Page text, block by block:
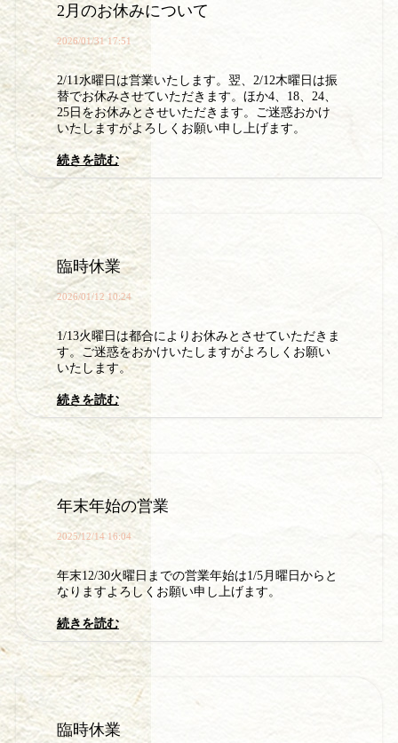
2月のお休みについて
2026/01/31 17:51
2/11水曜日は営業いたします。翌、2/12木曜日は振
替でお休みさせていただきます。ほか4、18、24、
25日をお休みとさせいただきます。ご迷惑おかけ
いたしますがよろしくお願い申し上げます。
続きを読む
臨時休業
2026/01/12 10:24
1/13火曜日は都合によりお休みとさせていただきま
す。ご迷惑をおかけいたしますがよろしくお願い
いたします。
続きを読む
年末年始の営業
2025/12/14 16:04
年末12/30火曜日までの営業年始は1/5月曜日からと
なりますよろしくお願い申し上げます。
続きを読む
臨時休業